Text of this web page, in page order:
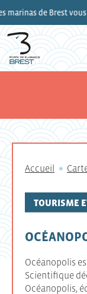
vous souhaitent la
Accueil
TOURISME
Océanopolis
Scientifique
Océanopolis,